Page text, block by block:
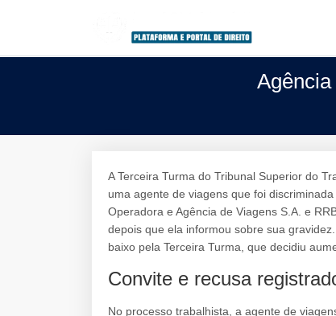
A Terceira Turma do Tribunal Superior do
uma agente de viagens que foi
Operadora e Agência de Viagens S.A. e
depois que ela informou sobre sua
baixo pela Terceira Turma, que decidiu
Convite e recusa
No processo trabalhista, a agente de